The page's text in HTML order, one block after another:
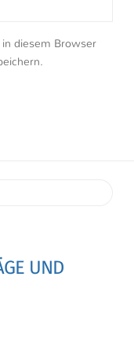
diesem Browser
UND